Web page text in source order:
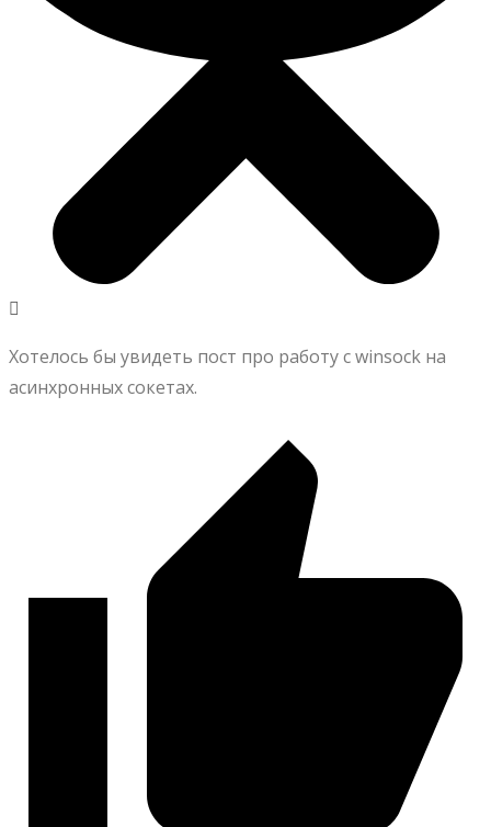
Хотелось бы увидеть пост про работу с winsock на
асинхронных сокетах.